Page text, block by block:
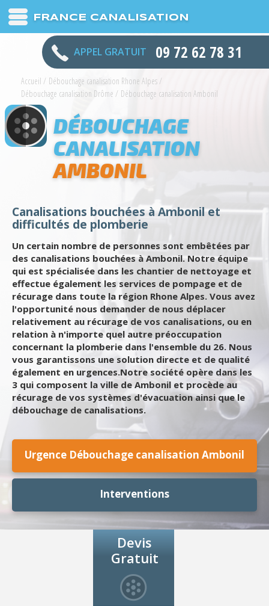
FRANCE CANALISATION
APPEL GRATUIT 09 72 62 78 31
Accueil / Débouchage canalisation Rhone Alpes/
Débouchage canalisation Drôme / Débouchage canalisation Ambonil
DÉBOUCHAGE
CANALISATION
AMBONIL
Canalisations bouchées à Ambonil et
difficultés de plomberie
Un certain nombre de personnes sont embêtées par
des canalisations bouchées à Ambonil. Notre équipe
qui est spécialisée dans les chantier de nettoyage et
effectue également les services de pompage et de
récurage dans toute la région Rhone Alpes. Vous avez
l'opportunité nous demander de nous déplacer
relativement au récurage de vos canalisations, ou en
relation à n'importe quel autre préoccupation
concernant la plomberie dans l'ensemble du 26. Nous
vous garantissons une solution directe et de qualité
également en urgences.Notre société opère dans les
3 qui composent la ville de Ambonil et procède au
récurage de vos systèmes d'évacuation ainsi que le
débouchage de canalisations.
Urgence Débouchage canalisation Ambonil
Interventions
Devis
Gratuit